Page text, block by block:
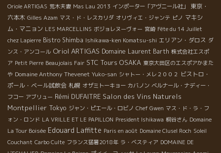
Oriole ARTIGAS 荒木夫妻 Mas Lau 2013 インポーター「アヴニール社」
東京・
六本木 Gilles Azam マス・ド・レスカリダ オリヴィエ・ジャンテ ピノ マキシ
ム・マニョン LES MARCELLINS ボジョレヌーヴォー 宮崎 Fête du 14 Juillet
chez Lapierre Bistro Shimba Ishikawa-ken Komatsu-shi エリアン・ダロス ダ
ンス・アンコール Oriol ARTIGAS Domaine Laurent Barth 株式会社エスポ
ア Petit Pierre Beaujolais Fair STC Tours OSAKA 東京大田区のエスポアかまた
や Domaine Anthony Thevenet Yuko-san シャトー・メレ２００２ ビストロ・
ポール・ベール試飲会 札幌 オザミトーキョー カバノン ベルナール・ナディー・
フコー アブリュー Rémi DUFAITRE Salon des Vins Naturels
Montpellier Tokyo ジャン・ピエール・ロビノ Chef Gwen マス・ド・ラ・フ
ォン・ロンド LA VRILLE ET LE PAPILLON President Ishikawa 桐谷さん Domaine
La Tour Boisée Edouard Laffitte Paris en août Domaine Clusel Roch Soleil
Couchant Carbo Culte フランス猛暑2018年 ラ・ベスティア DOMAINE DE